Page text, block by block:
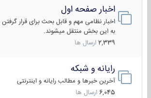
اخبار صفحه اول
اخبار نظامی مهم و قابل بحث برای قرار گرفتن
به این بخش منتقل میشوند.
2,339 ارسال ها
رایانه و شبکه
آخرین خبرها و مطالب رایانه و اینترنتی
6,045 ارسال ها